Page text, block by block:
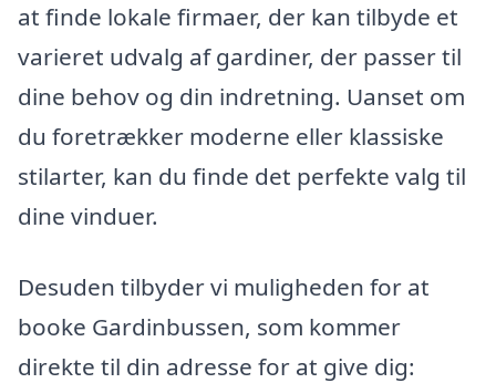
at finde lokale firmaer, der kan tilbyde et
varieret udvalg af gardiner, der passer til
dine behov og din indretning. Uanset om
du foretrækker moderne eller klassiske
stilarter, kan du finde det perfekte valg til
dine vinduer.
Desuden tilbyder vi muligheden for at
booke Gardinbussen, som kommer
direkte til din adresse for at give dig: